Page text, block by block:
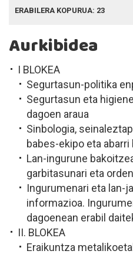
ERABILERA KOPURUA: 23
Aurkibidea
I BLOKEA
Segurtasun-politika
Segurtasun eta
dagoen araua
Sinbologia,
babes-ekipo eta abarri
Lan-ingurune
garbitasunari eta
Ingurumenari eta lan-
informazioa.
dagoenean erabil
II. BLOKEA
Eraikuntza